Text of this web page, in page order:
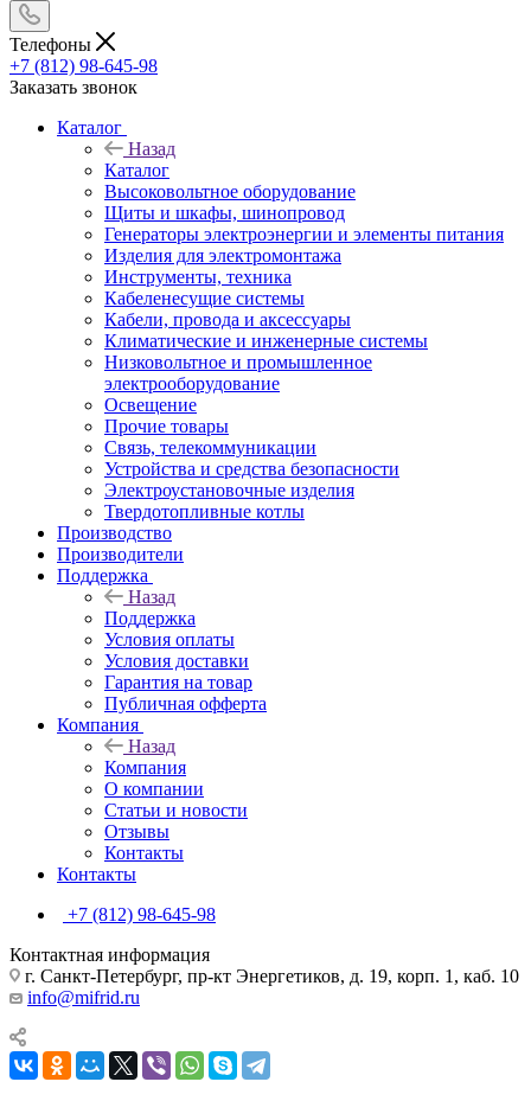
Телефоны
+7 (812) 98-645-98
Заказать звонок
Каталог
Назад
Каталог
Высоковольтное оборудование
Щиты и шкафы, шинопровод
Генераторы электроэнергии и элементы питания
Изделия для электромонтажа
Инструменты, техника
Кабеленесущие системы
Кабели, провода и аксессуары
Климатические и инженерные системы
Низковольтное и промышленное
электрооборудование
Освещение
Прочие товары
Связь, телекоммуникации
Устройства и средства безопасности
Электроустановочные изделия
Твердотопливные котлы
Производство
Производители
Поддержка
Назад
Поддержка
Условия оплаты
Условия доставки
Гарантия на товар
Публичная офферта
Компания
Назад
Компания
О компании
Статьи и новости
Отзывы
Контакты
Контакты
+7 (812) 98-645-98
Контактная информация
г. Санкт-Петербург, пр-кт Энергетиков, д. 19, корп. 1, каб. 10
info@mifrid.ru